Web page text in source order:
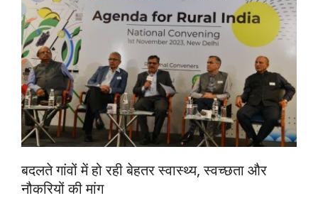
Leadership Profiles
Opinion
Politics
Magazine
Events
बदलते गांवों में हो रही बेहतर स्वास्थ्य, स्वच्छता और
नौकरियों की मांग